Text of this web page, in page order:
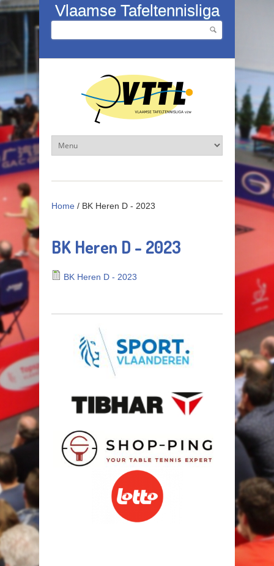
Overslaan en naar de inhoud gaan
Vlaamse Tafeltennisliga
Zoekveld
Home / BK Heren D - 2023
BK Heren D - 2023
BK Heren D - 2023